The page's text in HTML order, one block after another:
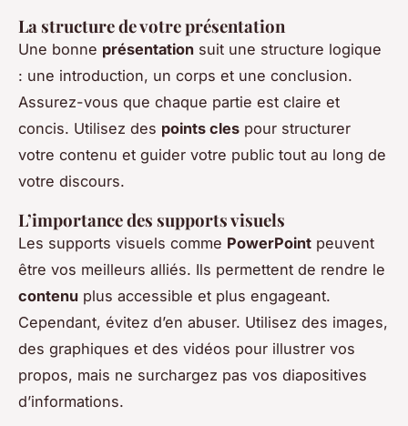
La structure de votre présentation
Une bonne présentation suit une structure logique
: une introduction, un corps et une conclusion.
Assurez-vous que chaque partie est claire et
concis. Utilisez des points cles pour structurer
votre contenu et guider votre public tout au long de
votre discours.
L’importance des supports visuels
Les supports visuels comme PowerPoint peuvent
être vos meilleurs alliés. Ils permettent de rendre le
contenu plus accessible et plus engageant.
Cependant, évitez d’en abuser. Utilisez des images,
des graphiques et des vidéos pour illustrer vos
propos, mais ne surchargez pas vos diapositives
d’informations.